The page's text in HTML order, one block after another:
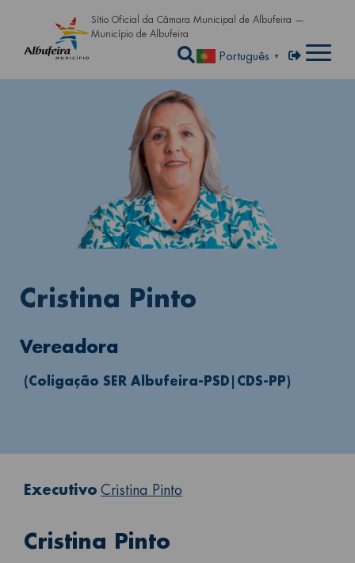
Passar para o conteúdo
Sítio Oficial da Câmara Municipal de Albufeira —
Município de Albufeira
Abrir a caixa de
Português ▼ Menu de
Entrar
Cristina Pinto
Vereadora
(Coligação SER Albufeira-PSD|CDS-PP)
Executivo Cristina Pinto
Cristina Pinto